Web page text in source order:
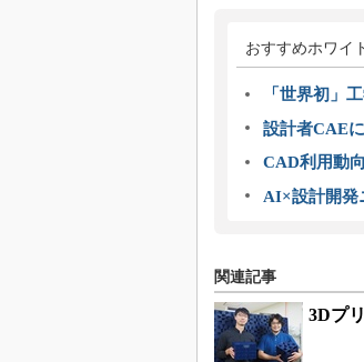
おすすめホワイ
「世界初」
設計者CAE
CAD利用動
AI×設計開発
関連記事
3Dプ